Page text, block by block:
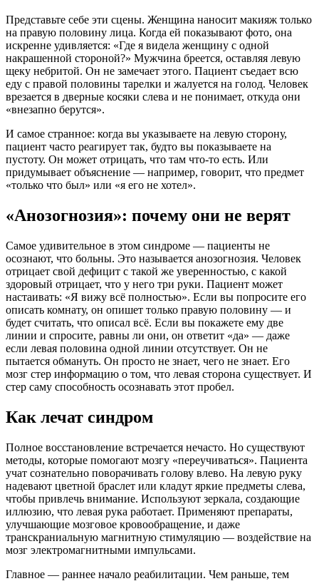
Представьте себе эти сцены. Женщина наносит макияж только
на правую половину лица. Когда ей показывают фото, она
искренне удивляется: «Где я видела женщину с одной
накрашенной стороной?» Мужчина бреется, оставляя левую
щеку небритой. Он не замечает этого. Пациент съедает всю
еду с правой половины тарелки и жалуется на голод. Человек
врезается в дверные косяки слева и не понимает, откуда они
«внезапно берутся».
И самое странное: когда вы указываете на левую сторону,
пациент часто реагирует так, будто вы показываете на
пустоту. Он может отрицать, что там что-то есть. Или
придумывает объяснение — например, говорит, что предмет
«только что был» или «я его не хотел».
«Анозогнозия»: почему они не верят
Самое удивительное в этом синдроме — пациенты не
осознают, что больны. Это называется анозогнозия. Человек
отрицает свой дефицит с такой же уверенностью, с какой
здоровый отрицает, что у него три руки. Пациент может
настаивать: «Я вижу всё полностью». Если вы попросите его
описать комнату, он опишет только правую половину — и
будет считать, что описал всё. Если вы покажете ему две
линии и спросите, равны ли они, он ответит «да» — даже
если левая половина одной линии отсутствует. Он не
пытается обмануть. Он просто не знает, чего не знает. Его
мозг стер информацию о том, что левая сторона существует. И
стер саму способность осознавать этот пробел.
Как лечат синдром
Полное восстановление встречается нечасто. Но существуют
методы, которые помогают мозгу «переучиваться». Пациента
учат сознательно поворачивать голову влево. На левую руку
надевают цветной браслет или кладут яркие предметы слева,
чтобы привлечь внимание. Используют зеркала, создающие
иллюзию, что левая рука работает. Применяют препараты,
улучшающие мозговое кровообращение, и даже
транскраниальную магнитную стимуляцию — воздействие на
мозг электромагнитными импульсами.
Главное — раннее начало реабилитации. Чем раньше, тем